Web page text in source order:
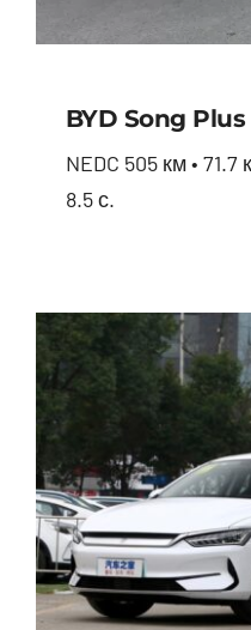
BYD Song Plus
NEDC 505 км • 71.7
8.5 с.